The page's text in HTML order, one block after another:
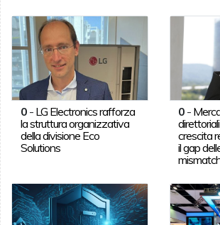
0- LG Electronics rafforza
la struttura organizzativa
della divisione Eco
Solutions
0 -
crescita
il gap